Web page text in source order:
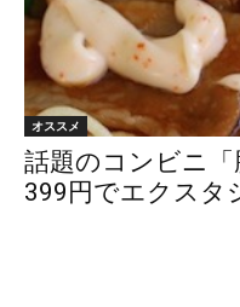
オススメ
話題のコンビニ「
399円でエクスタ